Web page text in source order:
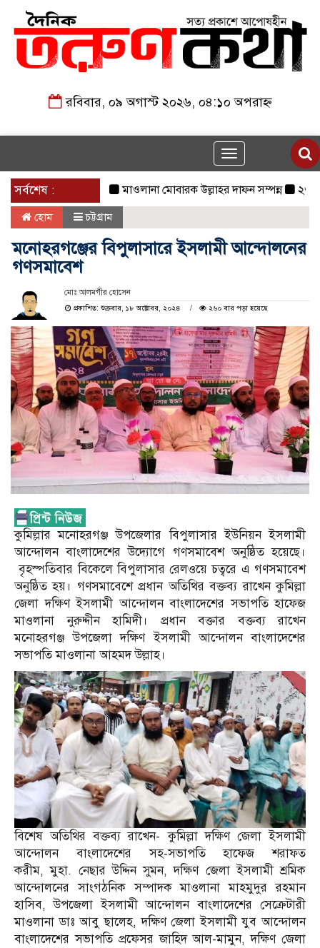
রবিবার, ০৯ অগাস্ট ২০২৬, ০৪:১০ অপরাহ্ন
Toggle
navigation
সর্বশেষ :
মাওলানা মোবারক উল্লাহর দাফন সম্পন্ন ২৩তম
হোম চট্টগ্রাম
মনোহরগঞ্জের বিপুলাসারে ইসলামী আন্দোলনের
গণসমাবেশ
মোঃ আলমগীর হোসেন
প্রকাশিত: শুক্রবার, ১৮ অক্টোবর, ২০২৪
২৬০ বার পড়া হয়েছে
কুমিল্লার মনোহরগঞ্জ উপজেলার বিপুলাসার ইউনিয়ন ইসলামী
আন্দোলন বাংলাদেশের উদ্যোগে গণসমাবেশ অনুষ্ঠিত হয়েছে।
বৃহস্পতিবার বিকেলে বিপুলাসার রেলওয়ে চত্বরে এ গণসমাবেশ
অনুষ্ঠিত হয়। গণসমাবেশে প্রধান অতিথির বক্তব্য রাখেন কুমিল্লা
জেলা দক্ষিণ ইসলামী আন্দোলন বাংলাদেশের সভাপতি হাফেজ
মাওলানা নুরুদ্দীন হামিদী। প্রধান বক্তার বক্তব্য রাখেন
মনোহরগঞ্জ উপজেলা দক্ষিণ ইসলামী আন্দোলন বাংলাদেশের
সভাপতি মাওলানা আহমদ উল্লাহ।
বিশেষ অতিথির বক্তব্য রাখেন- কুমিল্লা দক্ষিণ জেলা ইসলামী
আন্দোলন বাংলাদেশের সহ-সভাপতি হাফেজ শরাফত
করীম, মুহা. নেছার উদ্দিন সুমন, দক্ষিণ জেলা ইসলামী শ্রমিক
আন্দোলনের সাংগঠনিক সম্পাদক মাওলানা মাহমুদুর রহমান
হাসিব, উপজেলা ইসলামী আন্দোলন বাংলাদেশের সেক্রেটারী
মাওলানা ডাঃ আবু ছালেহ, দক্ষিণ জেলা ইসলামী যুব আন্দোলন
বাংলাদেশের সভাপতি প্রফেসর জাহিদ আল-মামুন, দক্ষিণ জেলা